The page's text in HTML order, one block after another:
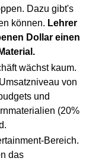
Dazu gibt's
können. Lehrer
Dollar einen
wächst kaum.
von
und
(20%
Bereich.
das